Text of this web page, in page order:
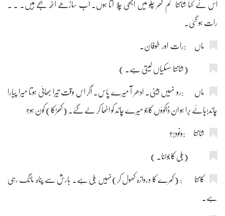
اس نے کہا شانتا تم گھر چلو میں ابھی چلا آتا ہوں۔ اب ساڑھے آٹھ بجے ہیں۔ ۔ ۔
رات ہو گئی۔
ماں :رات اور طوفان۔
(شانتا سسکیاں لیتی ہے۔ )
ماں :رو نہیں بیٹی۔ ادھر آ میرے پاس۔ اگر اس وقت تیرا بھائی ہوتا میرا پیارا
چاند!ہائے برا ہو ان ڈاکوؤں کاجو میرے چاند کو اٹھا کر لے گئے۔ (کھڑکا) کون ہو؟
شانتا :ونود!؟
(بلی کا بولنا۔ )
کانتا : (کمرے کا دروازہ کھول کر)نہیں بلی ہے۔ بارش سے پناہ مانگ رہی
ہے۔